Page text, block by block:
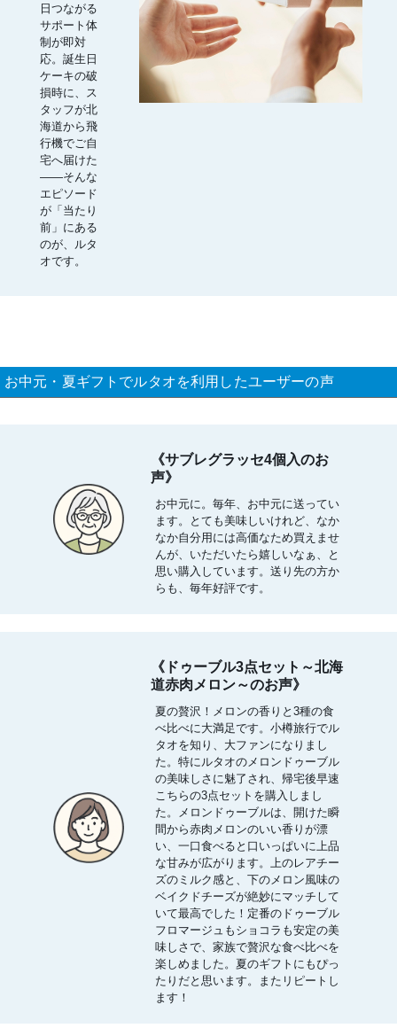
日つながる
サポート体
制が即対
応。誕生日
ケーキの破
損時に、ス
タッフが北
海道から飛
行機でご自
宅へ届けた
――そんな
エピソード
が「当たり
前」にある
のが、ルタ
オです。
お中元・夏ギフトでルタオを利用したユーザーの声
《サブレグラッセ4個入のお
声》
お中元に。毎年、お中元に送ってい
ます。とても美味しいけれど、なか
なか自分用には高価なため買えませ
んが、いただいたら嬉しいなぁ、と
思い購入しています。送り先の方か
らも、毎年好評です。
《ドゥーブル3点セット～北海
道赤肉メロン～のお声》
夏の贅沢！メロンの香りと3種の食
べ比べに大満足です。小樽旅行でル
タオを知り、大ファンになりまし
た。特にルタオのメロンドゥーブル
の美味しさに魅了され、帰宅後早速
こちらの3点セットを購入しまし
た。メロンドゥーブルは、開けた瞬
間から赤肉メロンのいい香りが漂
い、一口食べると口いっぱいに上品
な甘みが広がります。上のレアチー
ズのミルク感と、下のメロン風味の
ベイクドチーズが絶妙にマッチして
いて最高でした！定番のドゥーブル
フロマージュもショコラも安定の美
味しさで、家族で贅沢な食べ比べを
楽しめました。夏のギフトにもぴっ
たりだと思います。またリピートし
ます！